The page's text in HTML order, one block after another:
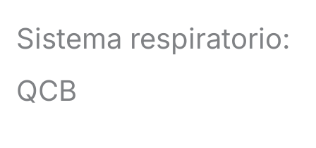
Sistema respiratorio:
QCB